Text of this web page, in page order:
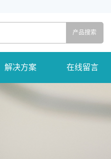
解决方案 在线留言